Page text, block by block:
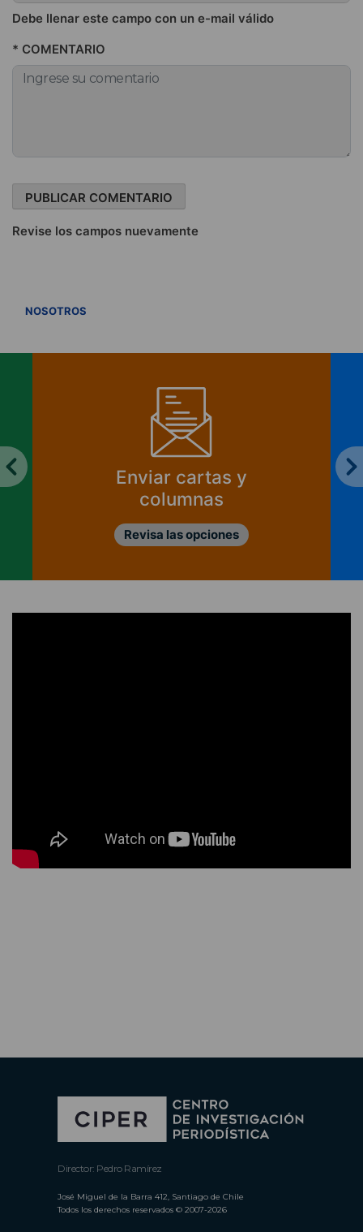
Debe llenar este campo con un e-mail válido
* COMENTARIO
Revise los campos nuevamente
NOSOTROS
Enviar cartas y
columnas
Revisa las opciones
Director: Pedro Ramírez
José Miguel de la Barra 412, Santiago de Chile
Todos los derechos reservados © 2007-2026